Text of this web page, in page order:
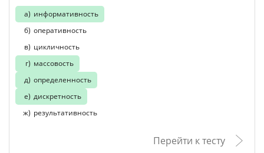
информативность
оперативность
цикличность
массовость
определенность
дискретность
результативность
Перейти к тесту